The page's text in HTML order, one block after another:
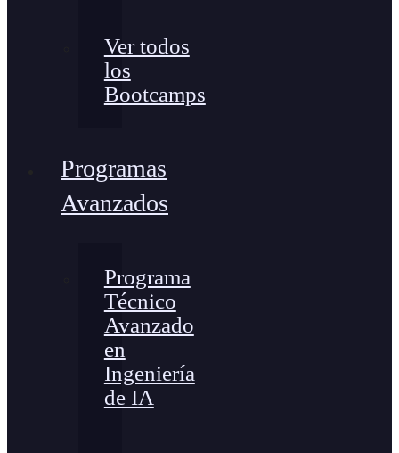
Ver todos
los
Bootcamps
Programas
Avanzados
Programa
Técnico
Avanzado
en
Ingeniería
de IA